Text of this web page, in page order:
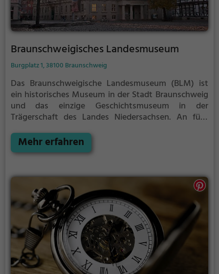
Braunschweigisches Landesmuseum
Burgplatz 1, 38100 Braunschweig
Das Braunschweigische Landesmuseum (BLM) ist
ein historisches Museum in der Stadt Braunschweig
und das einzige Geschichtsmuseum in der
Trägerschaft des Landes Niedersachsen. An fünf
Landesmuseum lebendige Geschichte von vor
50.000 Jahren bis heute: Das Vieweg-Haus am
sanierungsbedingt geschlossen), das Museum
Hinter Ägidien sowie das Familienmuseum in St.
Ulrici-Brüdern in Braunschweig, die Kanzlei
Wolfenbüttel und das Bauernhausmuseum Bortfeld.
Mehr erfahren